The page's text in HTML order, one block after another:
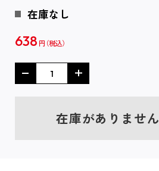
在庫なし
638 円
在庫がありません